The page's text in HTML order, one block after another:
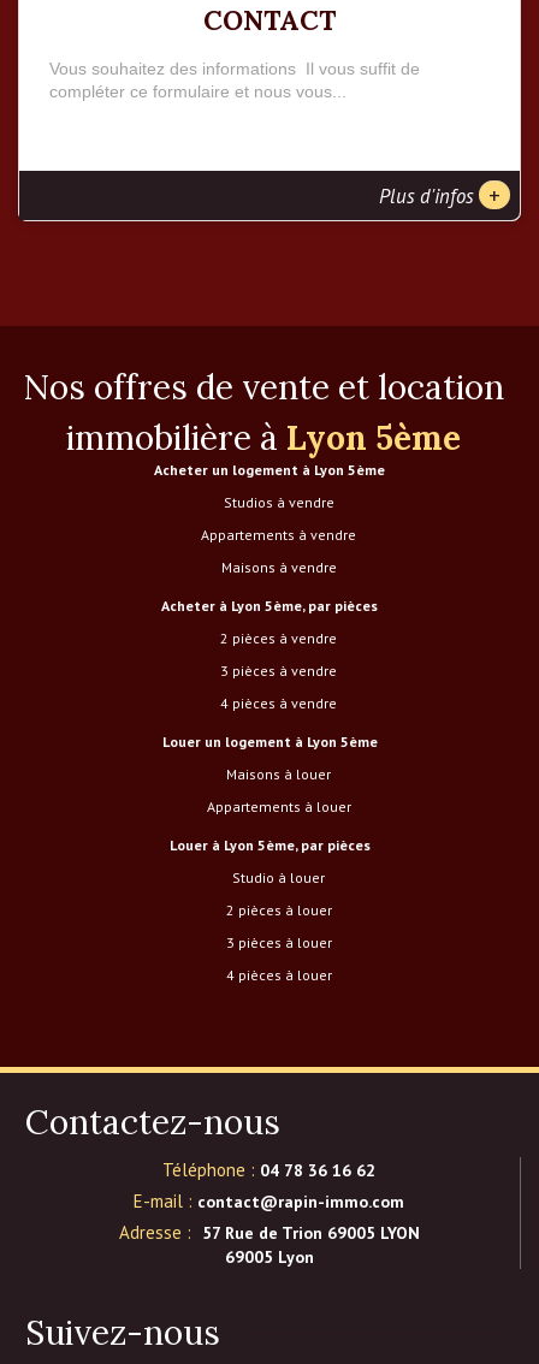
CONTACT
Vous souhaitez des informations Il vous suffit de
compléter ce formulaire et nous vous...
Plus d'infos +
Nos offres de vente et location
immobilière à Lyon 5ème
Acheter un logement à Lyon 5ème
Studios à vendre
Appartements à vendre
Maisons à vendre
Acheter à Lyon 5ème, par pièces
2 pièces à vendre
3 pièces à vendre
4 pièces à vendre
Louer un logement à Lyon 5ème
Maisons à louer
Appartements à louer
Louer à Lyon 5ème, par pièces
studio à louer
2 pièces à louer
3 pièces à louer
4 pièces à louer
Contactez-nous
Téléphone : 04 78 36 16 62
E-mail : contact@rapin-immo.com
Adresse :
57 Rue de Trion 69005 LYON
69005 Lyon
Suivez-nous